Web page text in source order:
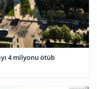
4 milyonu ötüb